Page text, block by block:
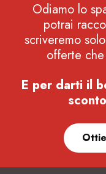
Odiamo lo
potrai
scriveremo
offerte
E per darti il